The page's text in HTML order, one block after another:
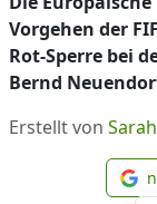
Vorgehen der
Rot-Sperre bei
Bernd
Erstellt von